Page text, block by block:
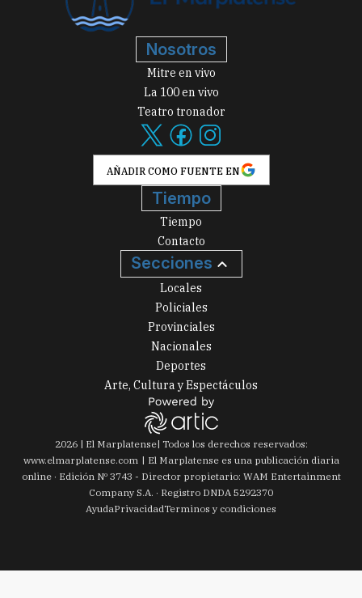
Nosotros
Mitre en vivo
La 100 en vivo
Teatro tronador
AÑADIR COMO FUENTE EN
Tiempo
Tiempo
Contacto
Secciones
Locales
Policiales
Provinciales
Nacionales
Deportes
Arte, Cultura y Espectáculos
2026| El Marplatense| Todos los derechos reservados:
www.elmarplatense.com
El Marplatense es una publicación diaria
online · Edición Nº 3743 - Director propietario: WAM Entertainment
Company S.A. · Registro DNDA 5292370
AyudaPrivacidadTerminos y condiciones